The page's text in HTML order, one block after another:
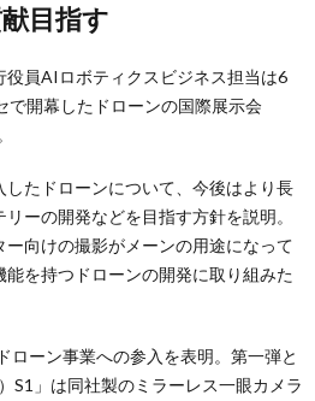
目指す
役員AIロボティクスビジネス担当は6
で開幕したドローンの国際展示会
したドローンについて、今後はより長
ーの開発などを目指す方針を説明。
向けの撮影がメーンの用途になって
を持つドローンの開発に取り組みた
ローン事業への参入を表明。第一弾と
S1」は同社製のミラーレス一眼カメラ